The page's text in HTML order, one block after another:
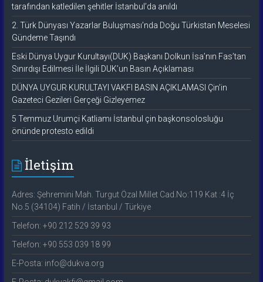
tarafından katledilen şehitler İstanbul’da anıldı
2. Türk Dünyası Yazarlar Buluşması’nda Doğu Türkistan Meselesi
Gündeme Taşındı
Eski Dünya Uygur Kurultayı(DUK) Başkanı Dolkun İsa’nın Fas’tan
Sınırdışı Edilmesi İle İlgili DUK’un Basın Açıklaması
DÜNYA UYGUR KURULTAYI VAKFI BASIN AÇIKLAMASI Çin’in
Gazeteci Gezileri Gerçeği Gizleyemez
5 Temmuz Urumçi Katliamı İstanbul çin başkonsolosluğu
önünde protesto edildi
İletişim
Adres: Şehremini Mah. Turgut Özal Millet Cad.No:119 Kat :4 İç
No.5 (34104) Fatih / İstanbul / Türkiye
Telefon: +90 212 529 39 93
Telefon: +90 553 039 18 99
E-Posta: info@dukva.org